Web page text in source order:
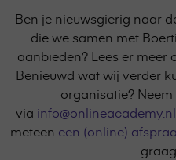
Ben je nieuwsgierig naar
die we samen met
aanbieden? Lees er meer
Benieuwd wat wij verder
organisatie?
via info@onlineacademy.nl
meteen een (online)